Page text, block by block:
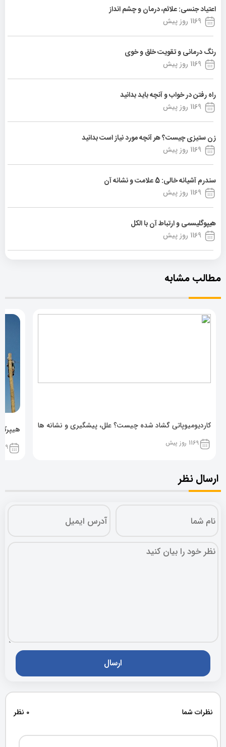
اعتیاد جنسی: علائم، درمان و چشم انداز
1169 روز پیش
رنگ درمانی و تقویت خلق و خوی
1169 روز پیش
راه رفتن در خواب و آنچه باید بدانید
1169 روز پیش
زن ستیزی چیست؟ هر آنچه مورد نیاز است بدانید
1169 روز پیش
سندرم آشیانه خالی: 5 علامت و نشانه آن
1169 روز پیش
هیپوگلیسمی و ارتباط آن با الکل
1169 روز پیش
مطالب مشابه
کاردیومیوپاتی گشاد شده چیست؟ علل، پیشگیری و نشانه ها
1169 روز پیش 1169
ارسال نظر
نظرات شما 0 نظر